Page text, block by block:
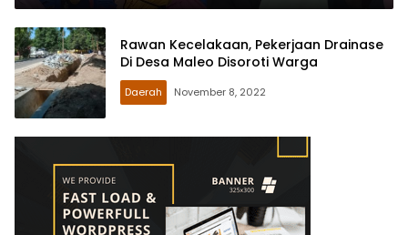
Rawan Kecelakaan, Pekerjaan Drainase
Di Desa Maleo Disoroti Warga
Daerah November 8, 2022